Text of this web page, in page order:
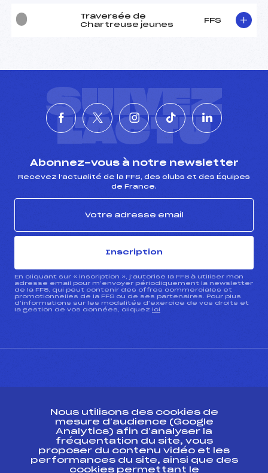
Traversée de
Chartreuse jeunes
FFS
SUIVEZ
L'ACTU
Abonnez-vous à notre newsletter
Recevez l’actualité de la FFS, des clubs et des Équipes
de France.
Inscription
En cliquant sur « inscription », j’autorise la FFS à utiliser mon
adresse email pour m’envoyer périodiquement la newsletter
de la FFS, qui peut contenir des offres commerciales et
promotionnelles de la FFS ou de ses partenaires. Pour plus
d’informations sur les modalités d’exercice de vos droits et
la gestion de vos données, cliquez ici
ESPACE PRESSE
Ressources
Pass’Neige
Nous utilisons des cookies de
mesure d’audience (Google
Analytics) afin d’analyser la
fréquentation du site, vous
proposer du contenu vidéo et les
performances du site, ainsi que des
cookies permettant le